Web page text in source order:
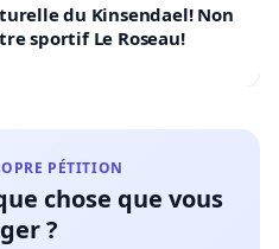
du Kinsendael! Non
sportif Le Roseau!
PÉTITION
chose que vous
?